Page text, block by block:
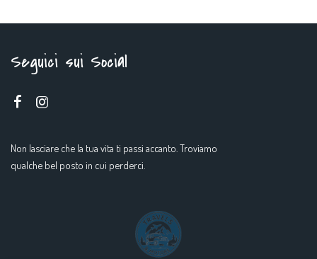
Seguici sui Social
Non lasciare che la tua vita ti passi accanto. Troviamo
qualche bel posto in cui perderci.